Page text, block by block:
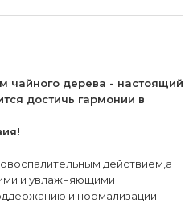
чайного дерева - настоящий
достичь гармонии в
действием,а
и увлажняющими
и нормализации